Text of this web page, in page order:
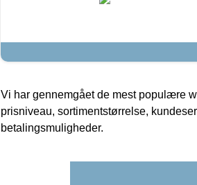
Vi har gennemgået de mest populære
prisniveau, sortimentstørrelse,
betalingsmuligheder.